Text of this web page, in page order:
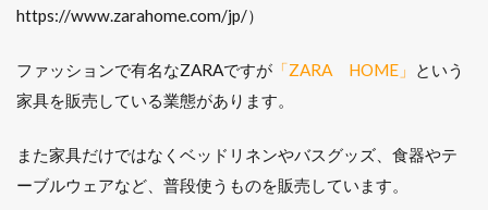
https://www.zarahome.com/jp/）
ファッションで有名なZARAですが 「ZARA HOME」
という
家具を販売している業態があります。
また家具だけではなくベッドリネンやバスグッズ、食器やテ
ーブルウェアなど、普段使うものを販売しています。